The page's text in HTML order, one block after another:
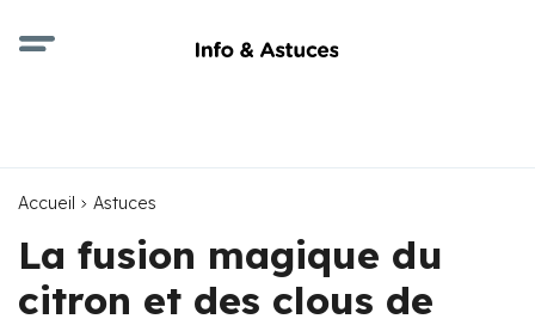
Accueil Astuces
La fusion magique du
citron et des clous de